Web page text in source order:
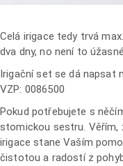
Celá irigace tedy trvá
dva dny, no není to
Irigační set se dá napsat
VZP: 0086500
Pokud potřebujete s
stomickou sestru. Věřím,
irigace stane Vaším
čistotou a radostí z